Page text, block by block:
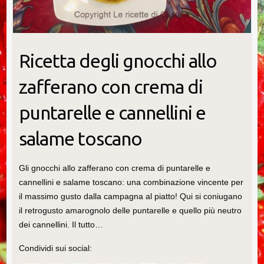
Ricetta degli gnocchi allo
zafferano con crema di
puntarelle e cannellini e
salame toscano
Gli gnocchi allo zafferano con crema di puntarelle e
cannellini e salame toscano: una combinazione vincente per
il massimo gusto dalla campagna al piatto! Qui si coniugano
il retrogusto amarognolo delle puntarelle e quello più neutro
dei cannellini. Il tutto…
Condividi sui social: